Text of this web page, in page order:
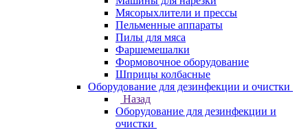
Мясорыхлители и прессы
Пельменные аппараты
Пилы для мяса
Фаршемешалки
Формовочное оборудование
Шприцы колбасные
Оборудование для дезинфекции и очистки
Назад
Оборудование для дезинфекции и
очистки